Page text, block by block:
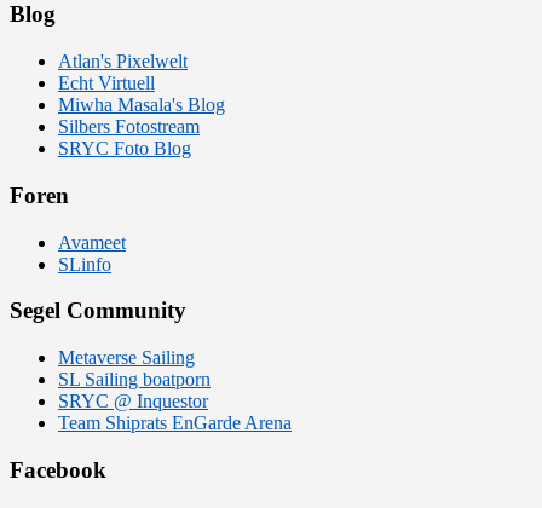
Blog
Atlan's Pixelwelt
Echt Virtuell
Miwha Masala's Blog
Silbers Fotostream
SRYC Foto Blog
Foren
Avameet
SLinfo
Segel Community
Metaverse Sailing
SL Sailing boatporn
SRYC @ Inquestor
Team Shiprats EnGarde Arena
Facebook